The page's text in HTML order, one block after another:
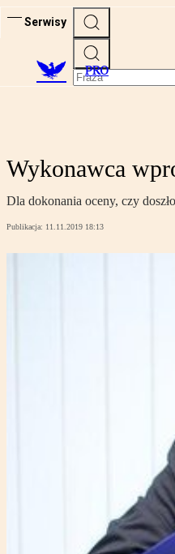
Serwisy
PRO
Wykonawca
Dla dokonania oceny, czy
Publikacja: 11.11.2019 18:13